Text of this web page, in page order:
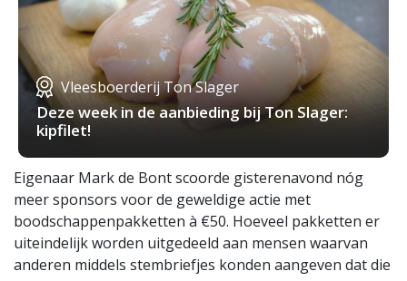
Vleesboerderij Ton Slager
Deze week in de aanbieding bij Ton Slager:
kipfilet!
Eigenaar Mark de Bont scoorde gisterenavond nóg
meer sponsors voor de geweldige actie met
boodschappenpakketten à €50. Hoeveel pakketten er
uiteindelijk worden uitgedeeld aan mensen waarvan
anderen middels stembriefjes konden aangeven dat die